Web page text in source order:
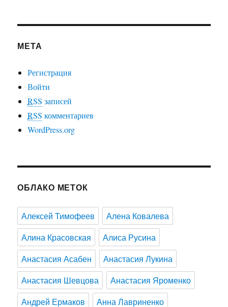
МЕТА
Регистрация
Войти
RSS записей
RSS комментариев
WordPress.org
ОБЛАКО МЕТОК
Алексей Тимофеев
Алена Ковалева
Алина Красовская
Алиса Русина
Анастасия Асабен
Анастасия Лукина
Анастасия Шевцова
Анастасия Яроменко
Андрей Ермаков
Анна Лавриненко